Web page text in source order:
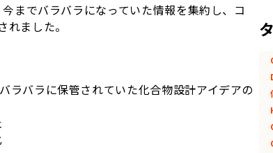
までバラバラになっていた情報を集約し、コ
ました。
バラに保管されていた化合物設計アイデアの